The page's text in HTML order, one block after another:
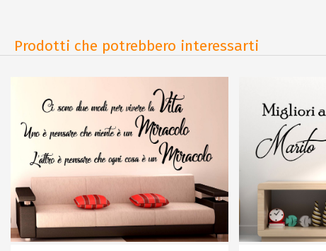
Prodotti che potrebbero interessarti